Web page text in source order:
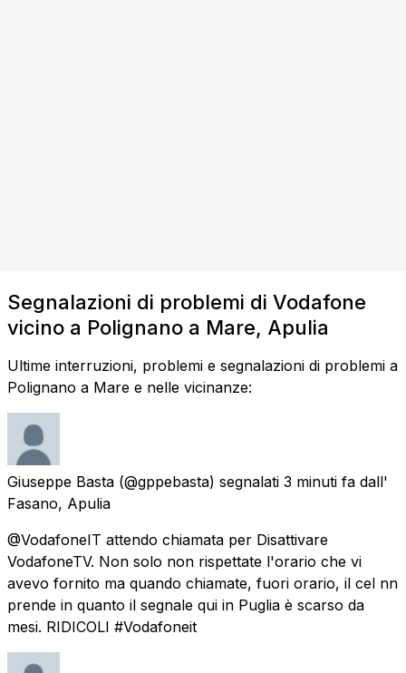
Segnalazioni di problemi di Vodafone
vicino a Polignano a Mare, Apulia
Ultime interruzioni, problemi e segnalazioni di problemi a
Polignano a Mare e nelle vicinanze:
Giuseppe Basta (@gppebasta) segnalati 3 minuti fa dall'
Fasano, Apulia
@VodafoneIT attendo chiamata per Disattivare
VodafoneTV. Non solo non rispettate l'orario che vi
avevo fornito ma quando chiamate, fuori orario, il cel nn
prende in quanto il segnale qui in Puglia è scarso da
mesi. RIDICOLI #Vodafoneit